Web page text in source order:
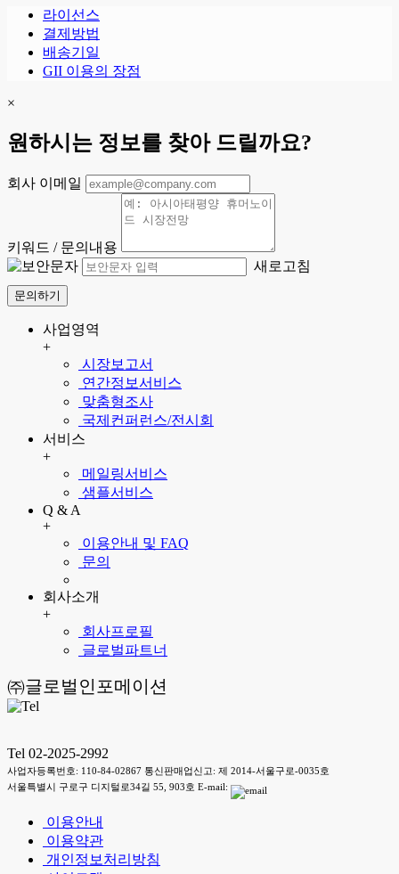
라이선스
결제방법
배송기일
GII 이용의 장점
×
원하시는 정보를 찾아 드릴까요?
회사 이메일
키워드 / 문의내용
새로고침
문의하기
사업영역
+
시장보고서
연간정보서비스
맞춤형조사
국제컨퍼런스/전시회
서비스
+
메일링서비스
샘플서비스
Q & A
+
이용안내 및 FAQ
문의
회사소개
+
회사프로필
글로벌파트너
㈜글로벌인포메이션
Tel 02-2025-2992
사업자등록번호: 110-84-02867 통신판매업신고: 제 2014-서울구로-0035호
서울특별시 구로구 디지털로34길 55, 903호 E-mail:
이용안내
이용약관
개인정보처리방침